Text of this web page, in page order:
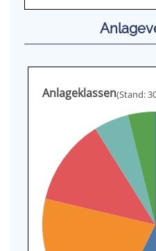
Anlageklassen(Stand: